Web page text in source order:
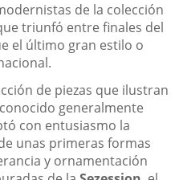
de la colección
triunfó entre finales del
el último gran estilo o
de piezas que ilustran
generalmente
con entusiasmo la
unas primeras formas
y ornamentación